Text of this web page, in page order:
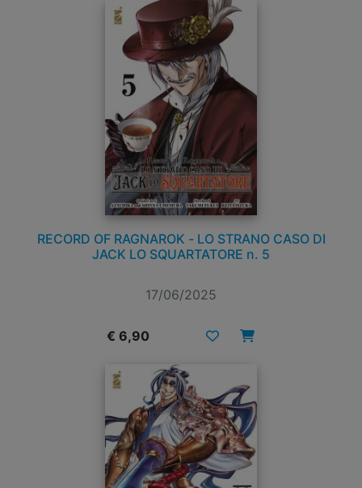
RECORD OF RAGNAROK - LO STRANO CASO DI
JACK LO SQUARTATORE n. 5
17/06/2025
€ 6,90